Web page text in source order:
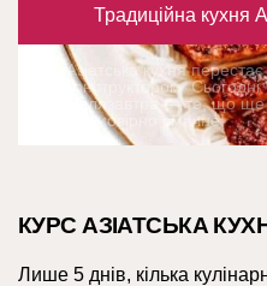
Традиційна кухня
Азіатська кухня
конструктором.
післязавтра — те, що
неймовірно смачне!
КУРС АЗІАТСЬКА
Лише 5 днів, кілька